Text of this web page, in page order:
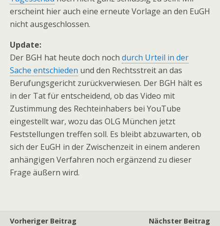
erscheint hier auch eine erneute Vorlage an den EuGH
nicht ausgeschlossen.
Update:
Der BGH hat heute doch noch durch Urteil in der
Sache entschieden und den Rechtsstreit an das
Berufungsgericht zurückverwiesen. Der BGH hält es
in der Tat für entscheidend, ob das Video mit
Zustimmung des Rechteinhabers bei YouTube
eingestellt war, wozu das OLG München jetzt
Feststellungen treffen soll. Es bleibt abzuwarten, ob
sich der EuGH in der Zwischenzeit in einem anderen
anhängigen Verfahren noch ergänzend zu dieser
Frage äußern wird.
Vorheriger Beitrag
Nächster Beitrag